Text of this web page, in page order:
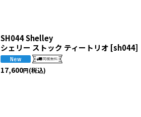
SH044 Shelley
シェリー ストック ティートリオ [sh044]
17,600円(税込)